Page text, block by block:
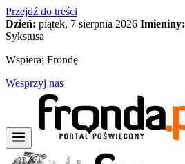
Przejdź do treści
Dzień: piątek, 7 sierpnia 2026 Imieniny:
Sykstusa
Wspieraj Frondę
Wesprzyj nas